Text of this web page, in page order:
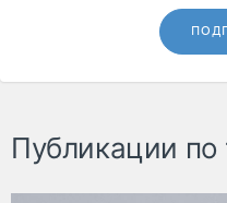
Публикации по